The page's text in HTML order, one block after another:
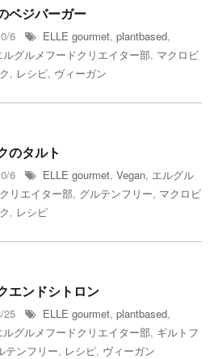
ベジバーガー
6 ELLE gourmet, plantbased,
ルグルメフードクリエイター部, マクロビ
, レシピ, ヴィーガン
のタルト
6 ELLE gourmet, Vegan, エルグル
リエイター部, グルテンフリー, マクロビ
, レシピ
エンドシトロン
25 ELLE gourmet, plantbased,
ルグルメフードクリエイター部, ギルトフ
テンフリー, レシピ, ヴィーガン